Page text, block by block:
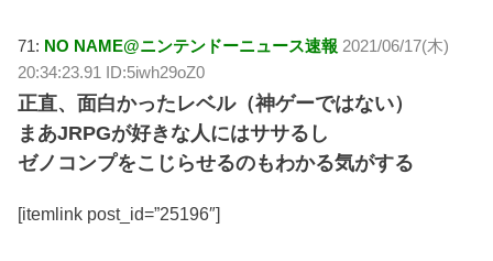
71: NO NAME@ニンテンドーニュース速報 2021/06/17(木)
20:34:23.91 ID:5iwh29oZ0
正直、面白かったレベル（神ゲーではない）
まあJRPGが好きな人にはササるし
ゼノコンプをこじらせるのもわかる気がする
[itemlink post_id=”25196″]